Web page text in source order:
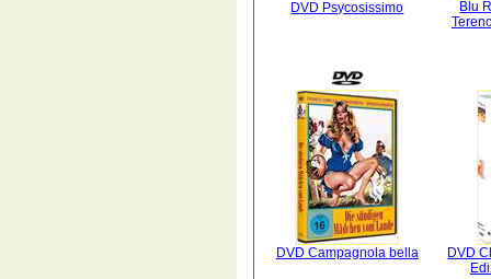
DVD Psycosissimo
Blu
DVD Campagnola bella
DVD